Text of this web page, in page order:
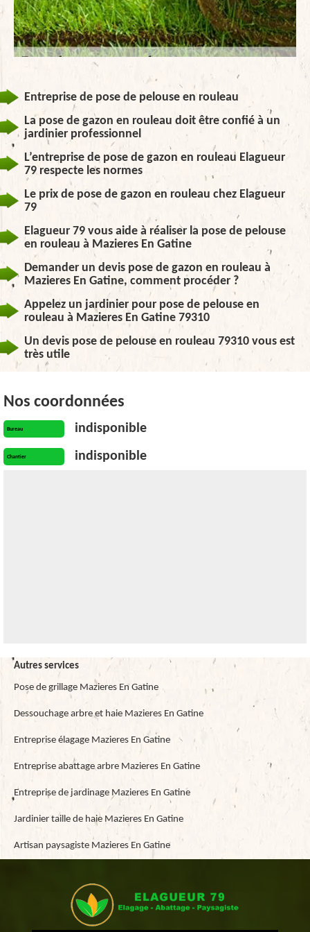
Entreprise de pose de pelouse en rouleau
La pose de gazon en rouleau doit être confié à un
jardinier professionnel
L’entreprise de pose de gazon en rouleau Elagueur
79 respecte les normes
Le prix de pose de gazon en rouleau chez Elagueur
79
Elagueur 79 vous aide à réaliser la pose de pelouse
en rouleau à Mazieres En Gatine
Demander un devis pose de gazon en rouleau à
Mazieres En Gatine, comment procéder ?
Appelez un jardinier pour pose de pelouse en
rouleau à Mazieres En Gatine 79310
Un devis pose de pelouse en rouleau 79310 vous est
très utile
Nos coordonnées
Bureau indisponible
Chantier indisponible
Autres services
Pose de grillage Mazieres En Gatine
Dessouchage arbre et haie Mazieres En Gatine
Entreprise élagage Mazieres En Gatine
Entreprise abattage arbre Mazieres En Gatine
Entreprise de jardinage Mazieres En Gatine
Jardinier taille de haie Mazieres En Gatine
Artisan paysagiste Mazieres En Gatine